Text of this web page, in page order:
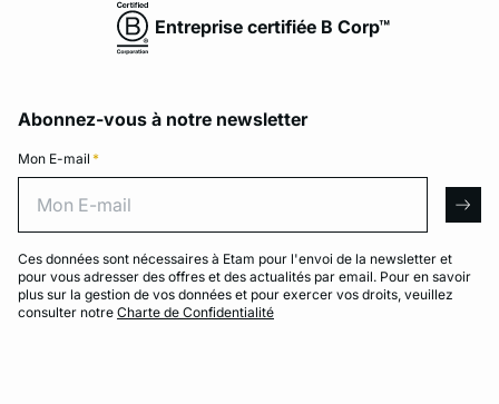
Entreprise certifiée B Corp™
Abonnez-vous à notre newsletter
Mon E-mail *
Ces données sont nécessaires à Etam pour l'envoi de la newsletter et
pour vous adresser des offres et des actualités par email. Pour en savoir
plus sur la gestion de vos données et pour exercer vos droits, veuillez
consulter notre Charte de Confidentialité